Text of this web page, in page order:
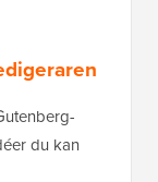
du kan